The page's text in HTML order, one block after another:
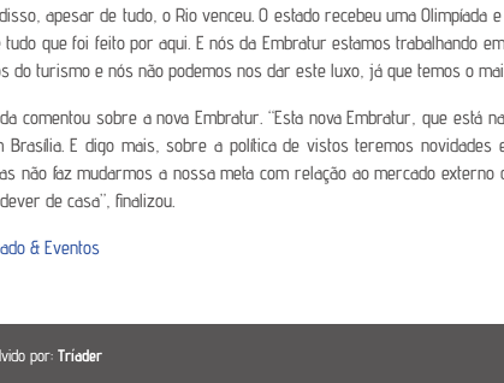
apesar de tudo, o Rio venceu. O estado recebeu uma
que foi feito por aqui. E nós da Embratur estamos trabalhando
do turismo e nós não podemos nos dar este luxo, já que temos o
comentou sobre a nova Embratur. “Esta nova Embratur, que
Brasília. E digo mais, sobre a política de vistos teremos
não faz mudarmos a nossa meta com relação ao mercado
de casa”, finalizou.
& Eventos
por:Tríader